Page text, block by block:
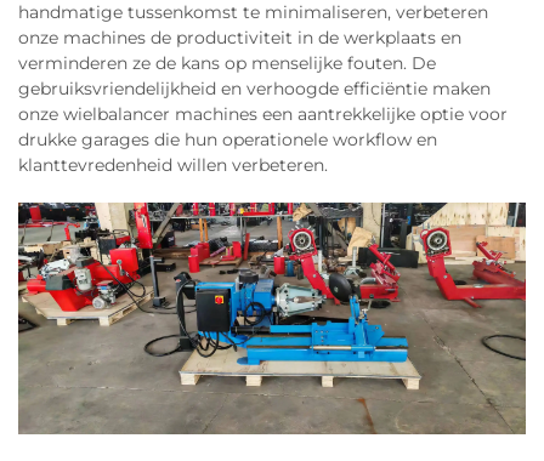
handmatige tussenkomst te minimaliseren, verbeteren
onze machines de productiviteit in de werkplaats en
verminderen ze de kans op menselijke fouten. De
gebruiksvriendelijkheid en verhoogde efficiëntie maken
onze wielbalancer machines een aantrekkelijke optie voor
drukke garages die hun operationele workflow en
klanttevredenheid willen verbeteren.